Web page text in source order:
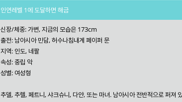
인연레벨 1에 도달하면 해금
신장/체중: 가변, 지금의 모습은 173cm
출전: 남아시아 민담, 허수나침내계 페이퍼 문
지역: 인도, 네팔
속성: 중립 악
성별: 여성형
추델, 추렐, 페트니, 샤크슈니, 다얀, 또는 마녀. 남아시아 전반적으로 퍼져